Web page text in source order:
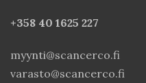
+358 40 1625 227
myynti@scancerco.fi
varasto@scancerco.fi